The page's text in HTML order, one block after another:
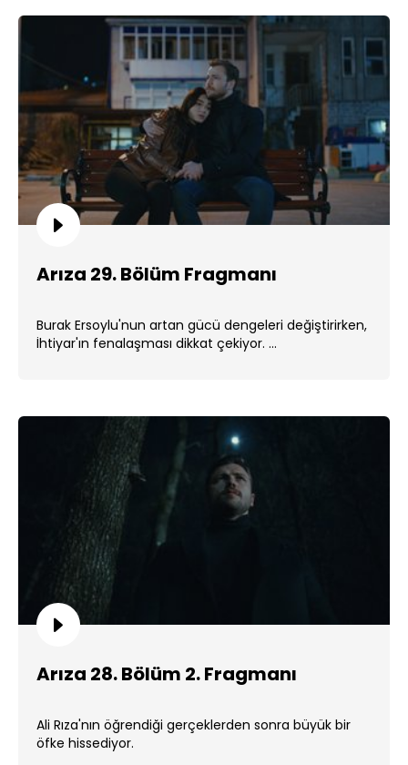
Arıza 29. Bölüm Fragmanı
Burak Ersoylu'nun artan gücü dengeleri değiştirirken,
İhtiyar'ın fenalaşması dikkat çekiyor. ...
Arıza 28. Bölüm 2. Fragmanı
Ali Rıza'nın öğrendiği gerçeklerden sonra büyük bir
öfke hissediyor.